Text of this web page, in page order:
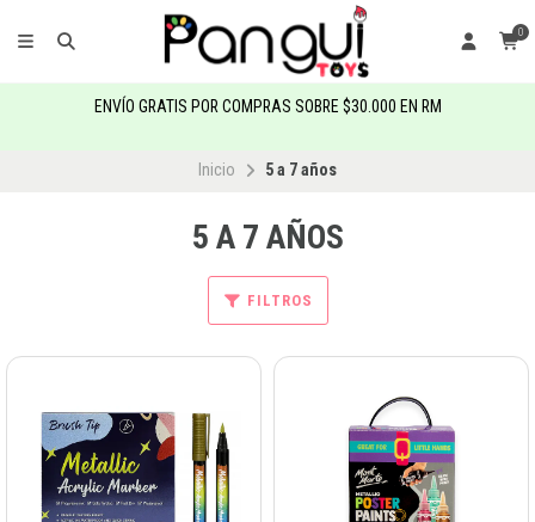
0
ENVÍO GRATIS POR COMPRAS SOBRE $30.000 EN RM
Inicio 5 a 7 años
5 A 7 AÑOS
FILTROS